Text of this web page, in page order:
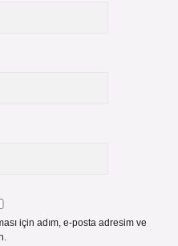
için adım, e-posta adresim ve